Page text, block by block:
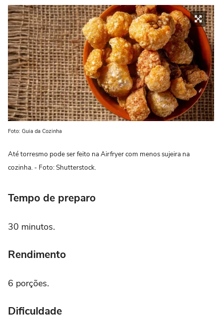
Foto: Guia da Cozinha
Até torresmo pode ser feito na Airfryer com menos sujeira na
cozinha. - Foto: Shutterstock.
Tempo de preparo
30 minutos.
Rendimento
6 porções.
Dificuldade